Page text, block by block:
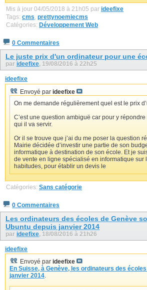
Mis à jour 04/05/2018 à 21h05 par ideefixe
Tags: cms prettynoemiecms
Catégories: Développement Web
0 Commentaires
Le juste prix d'un ordinateur pour une
par ideefixe, 19/08/2016 à 22h25
ideefixe
Envoyé par ideefixe
On me demande régulièrement quel est le prix
C’est une question ambiguë car pour y
qui il va servir.
Or il se trouve que j’ai du me poser la question
Mairie décidée d’investir une partie de son
informatique à destination de son école. Et je
de vente en ligne spécialisé en informatique sur
habitudes, pour établir un devis le
Catégories: Sans catégorie
0 Commentaires
Les ordinateurs des écoles de Genève
Ubuntu depuis janvier 2014
par ideefixe, 18/08/2016 à 21h26
ideefixe
Envoyé par ideefixe
En Suisse, à Genève, les ordinateurs des
janvier 2014.